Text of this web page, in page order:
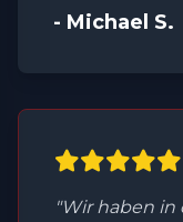
- Michael S.
"Wir haben in